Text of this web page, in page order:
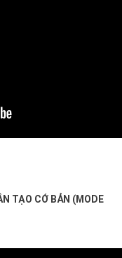
TẠO CỚ BẢN (MODE